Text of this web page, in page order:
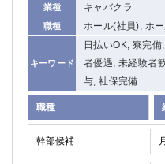
業種 キャバクラ
職種 ホール(社員), ホ
キーワード
日払いOK, 寮完
者優遇, 未経験者
与, 社保完備
職種
幹部候補